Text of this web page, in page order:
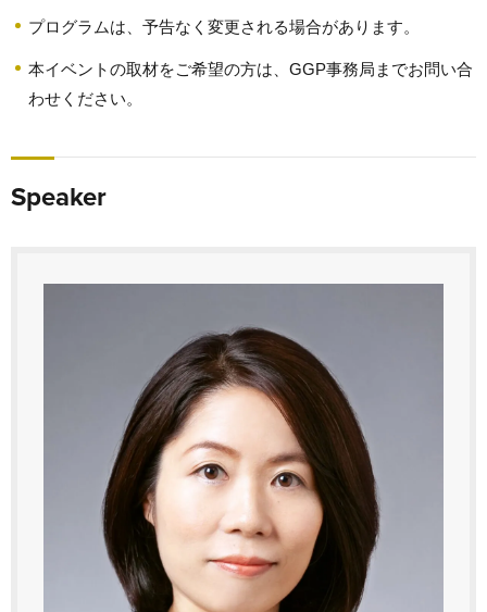
プログラムは、予告なく変更される場合があります。
本イベントの取材をご希望の方は、GGP事務局までお問い合
わせください。
Speaker